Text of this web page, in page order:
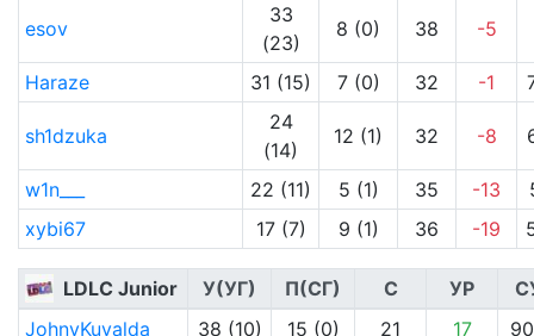
esov
33
(23)
8 (0) 38 -5
Haraze 31 (15) 7 (0) 32 -1
sh1dzuka
24
(14)
12 (1) 32 -8
w1n___ 22 (11) 5 (1) 35 -13
xybi67
17 (7) 9 (1) 36 -19
LDLC Junior У(УГ) П(СГ) С УР
JohnyKuvalda
38 (10) 15 (0) 21 17